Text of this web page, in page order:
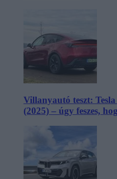
Villanyautó teszt:
(2025) – úgy feszes,